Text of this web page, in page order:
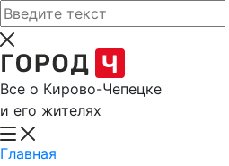
Все о Кирово-Чепецке
и его жителях
Главная